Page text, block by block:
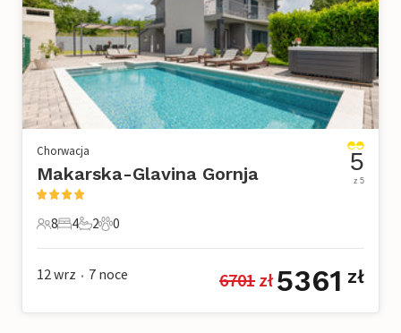
Chorwacja
Makarska-Glavina Gornja
8 Goście
8
4 Sypialnie
4
2 Łazienki
2
0 Zwierzęta domowe
0
5
z 5
12 wrz • 7 noce 6701 zł 5361 zł